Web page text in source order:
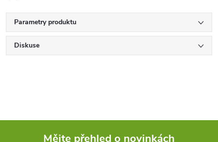
Parametry produktu
Diskuse
Mějte přehled o novinkách